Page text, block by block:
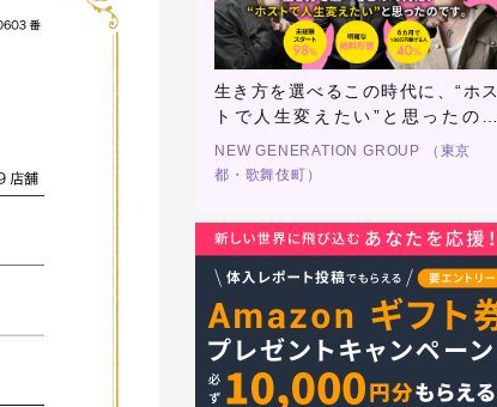
ーン中！】最短当日体
用OK！最短デビュー
京都・歌舞伎町）
生き方を選べるこの時代に、“ホス
トで人生変えたい”と思ったので
す。
NEW GENERATION GROUP （東京
都・歌舞伎町）